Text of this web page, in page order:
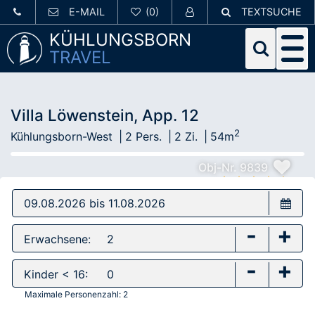
E-MAIL TEXTSUCHE
KÜHLUNGSBORN
TRAVEL
Villa Löwenstein, App. 12
Kühlungsborn-West 2 Pers. 2 Zi. 54m2
Obj-Nr. 9839
Erwachsene: - +
Kinder < 16: - +
Maximale Personenzahl: 2